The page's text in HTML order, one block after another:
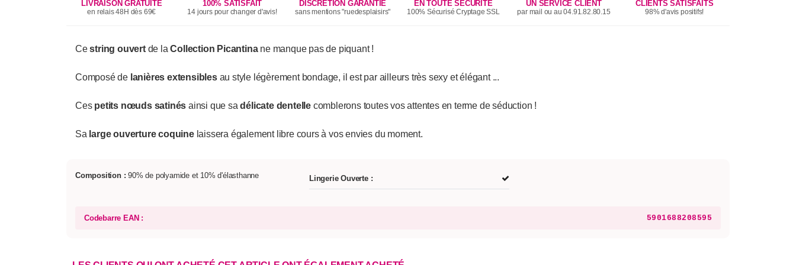
LIVRAISON GRATUITE
en relais 48H dès 69€
100% SATISFAIT
14 jours pour changer d'avis!
DISCRÉTION GARANTIE
sans mentions "ruedesplaisirs"
EN TOUTE SÉCURITÉ
100% Sécurisé Cryptage SSL
UN SERVICE CLIENT
par mail ou au 04.91.82.80.15
CLIENTS SATISFAITS
98% d'avis positifs!
Cestring ouvertde laCollection Picantinane manque pas de piquant !
Composé de lanières extensiblesau style légèrement bondage, il est par ailleurs très sexy et élégant ...
Ces petits nœuds satinés ainsi que sadélicate dentelle comblerons toutes vos attentes en terme de séduction !
Sa large ouverture coquinelaissera également libre cours à vos envies du moment.
Composition : 90% de polyamide et 10% d'élasthanne Lingerie Ouverte :
Codebarre EAN : 5901688208595